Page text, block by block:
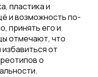
пластика и
и возможность по-
принять его и
отмечают, что
от
о